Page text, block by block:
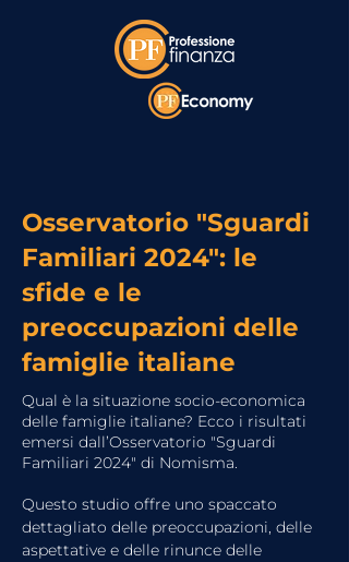
Osservatorio "Sguardi
Familiari 2024": le
sfide e le
preoccupazioni delle
famiglie italiane
Qual è la situazione socio-economica
delle famiglie italiane? Ecco i risultati
emersi dall’Osservatorio "Sguardi
Familiari 2024" di Nomisma.
Questo studio offre uno spaccato
dettagliato delle preoccupazioni, delle
aspettative e delle rinunce delle